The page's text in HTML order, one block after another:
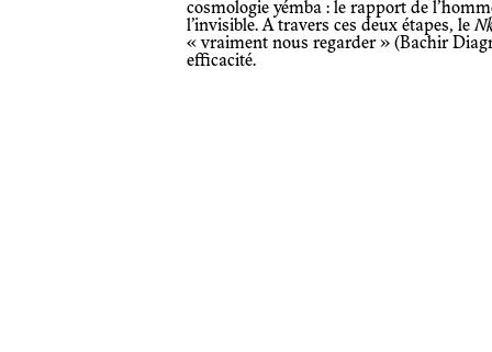
cosmologie yémba : le rapport de
l’invisible. A travers ces deux étapes, le
« vraiment nous regarder » (Bachir
efficacité.